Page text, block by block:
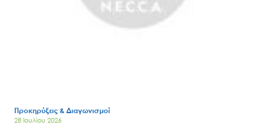
Προκηρύξεις & Διαγωνισμοί
28 Ιουλίου 2026